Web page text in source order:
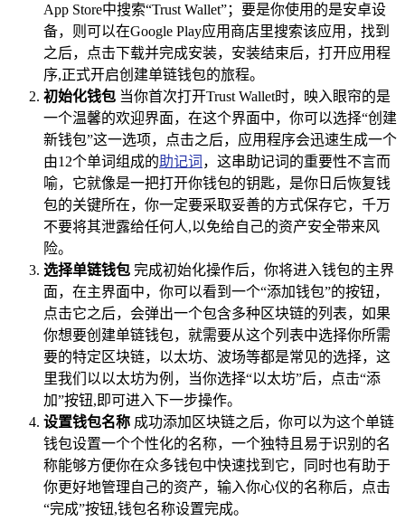
App Store中搜索“Trust Wallet”；要是你使用的是安卓设
备，则可以在Google Play应用商店里搜索该应用，找到
之后，点击下载并完成安装，安装结束后，打开应用程
序,正式开启创建单链钱包的旅程。
初始化钱包 当你首次打开Trust Wallet时，映入眼帘的是
一个温馨的欢迎界面，在这个界面中，你可以选择“创建
新钱包”这一选项，点击之后，应用程序会迅速生成一个
由12个单词组成的助记词 ，这串助记词的重要性不言而
喻，它就像是一把打开你钱包的钥匙，是你日后恢复钱
包的关键所在，你一定要采取妥善的方式保存它，千万
不要将其泄露给任何人,以免给自己的资产安全带来风
险。
选择单链钱包 完成初始化操作后，你将进入钱包的主界
面，在主界面中，你可以看到一个“添加钱包”的按钮，
点击它之后，会弹出一个包含多种区块链的列表，如果
你想要创建单链钱包，就需要从这个列表中选择你所需
要的特定区块链，以太坊、波场等都是常见的选择，这
里我们以以太坊为例，当你选择“以太坊”后，点击“添
加”按钮,即可进入下一步操作。
设置钱包名称 成功添加区块链之后，你可以为这个单链
钱包设置一个个性化的名称，一个独特且易于识别的名
称能够方便你在众多钱包中快速找到它，同时也有助于
你更好地管理自己的资产，输入你心仪的名称后，点击
“完成”按钮,钱包名称设置完成。